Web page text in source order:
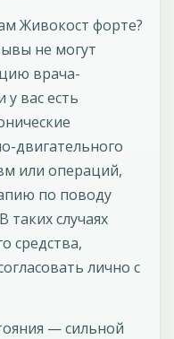
Живокост форте?
не могут
врача-
у вас есть
двигательного
или операций,
по поводу
таких случаях
средства,
лично с
— сильной